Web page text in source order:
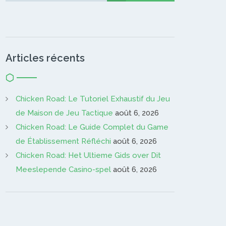
Articles récents
Chicken Road: Le Tutoriel Exhaustif du Jeu
de Maison de Jeu Tactique août 6, 2026
Chicken Road: Le Guide Complet du Game
de Établissement Réfléchi août 6, 2026
Chicken Road: Het Ultieme Gids over Dit
Meeslepende Casino-spel août 6, 2026